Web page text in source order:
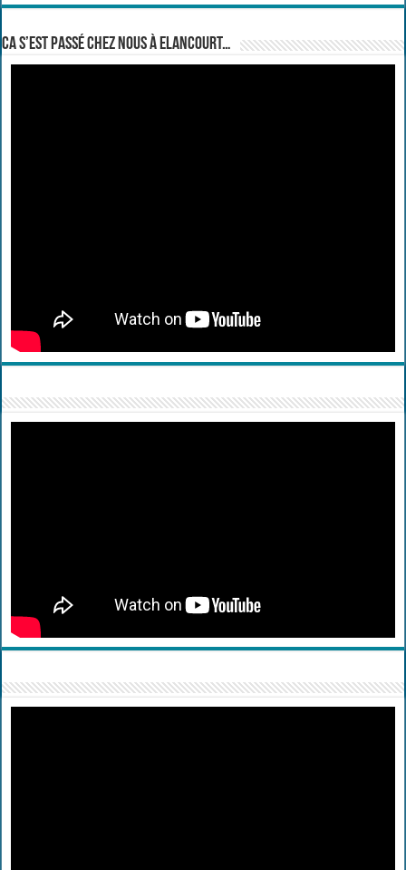
Ca s’est passé chez nous à Elancourt…